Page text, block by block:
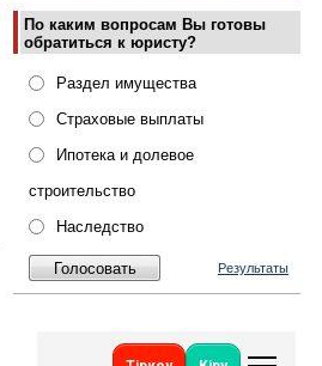
По каким вопросам Вы готовы
обратиться к юристу?
Раздел имущества
Страховые выплаты
Ипотека и долевое
строительство
Наследство
Результаты